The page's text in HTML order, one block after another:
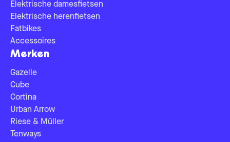
Elektrische damesfietsen
Elektrische herenfietsen
Fatbikes
Accessoires
Merken
Gazelle
Cube
Cortina
Urban Arrow
Riese & Müller
Tenways